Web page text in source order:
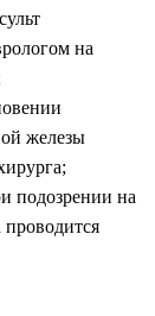
на
железы
подозрении на